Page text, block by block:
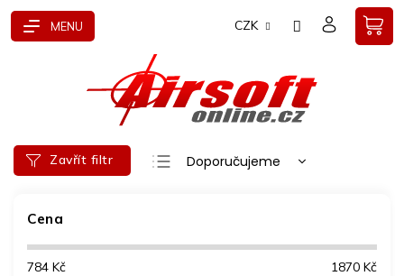
Přejít
CZK
Ř
a
í
Doporučujeme
Nejprodávanější
Zavřít filtr
Cena
784 Kč 1870 Kč